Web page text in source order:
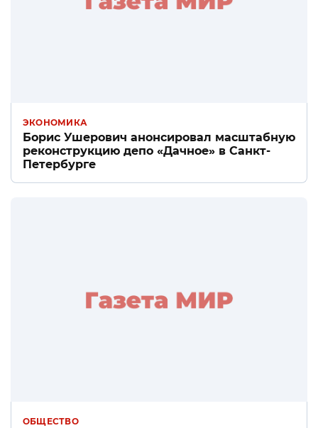
ЭКОНОМИКА
Борис Ушерович анонсировал масштабную
реконструкцию депо «Дачное» в Санкт-
Петербурге
ОБЩЕСТВО